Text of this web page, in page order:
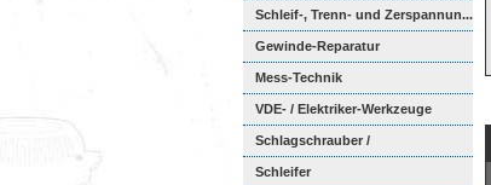
Schleif-, Trenn- und Zerspannun...
Gewinde-Reparatur
Mess-Technik
VDE- / Elektriker-Werkzeuge
Schlagschrauber /
Ratschenschra...
Schleifer